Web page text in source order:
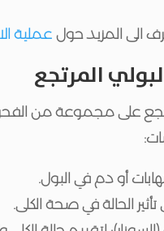
الى المزيد حولعملية
المرتجع
على مجموعة من
أو دم في البول.
الحالة في صحة الكلى.